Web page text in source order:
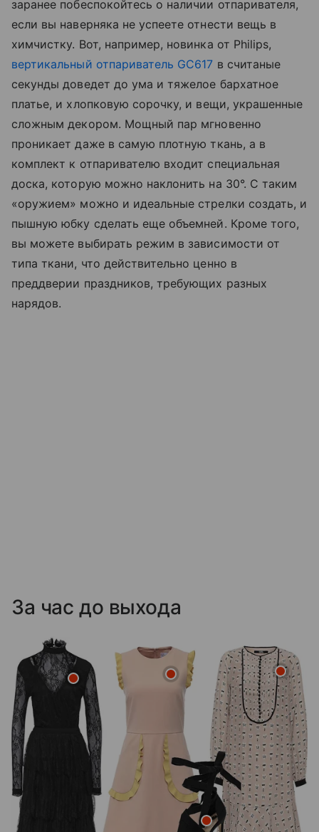
заранее побеспокойтесь о наличии отпаривателя,
если вы наверняка не успеете отнести вещь в
химчистку. Вот, например, новинка от Philips,
вертикальный отпариватель GC617 в считаные
секунды доведет до ума и тяжелое бархатное
платье, и хлопковую сорочку, и вещи, украшенные
сложным декором. Мощный пар мгновенно
проникает даже в самую плотную ткань, а в
комплект к отпаривателю входит специальная
доска, которую можно наклонить на 30°. С таким
«оружием» можно и идеальные стрелки создать, и
пышную юбку сделать еще объемней. Кроме того,
вы можете выбирать режим в зависимости от
типа ткани, что действительно ценно в
преддверии праздников, требующих разных
нарядов.
За час до выхода